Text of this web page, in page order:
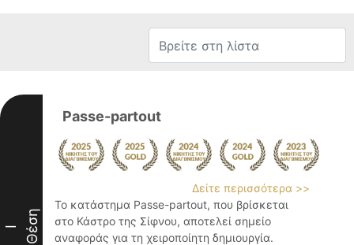
I Θέση
Passe-partout
Δείτε περισσότερα >>
Το κατάστημα Passe-partout, που βρίσκεται
στο Κάστρο της Σίφνου, αποτελεί σημείο
αναφοράς για τη χειροποίητη δημιουργία.